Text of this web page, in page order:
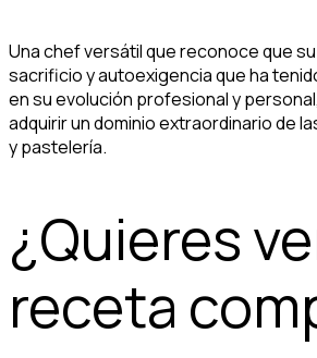
Una chef versátil que reconoce que
sacrificio y autoexigencia que ha
en su evolución profesional y
adquirir un dominio extraordinario de
y pastelería.
¿Quieres
receta